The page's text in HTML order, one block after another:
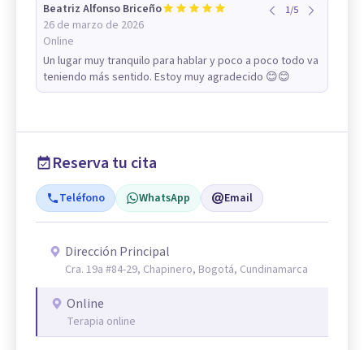
Beatriz Alfonso Briceño
26 de marzo de 2026
Online
1/5
Un lugar muy tranquilo para hablar y poco a poco todo va
teniendo más sentido. Estoy muy agradecido 😊😊
Reserva tu cita
Teléfono WhatsApp Email
Dirección Principal
Cra. 19a #84-29, Chapinero, Bogotá, Cundinamarca
Online
Terapia online